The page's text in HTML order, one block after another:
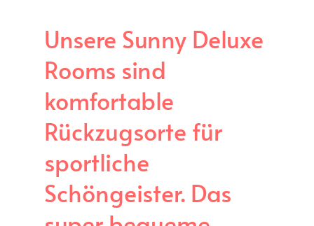
Unsere Sunny Deluxe
Rooms sind
komfortable
Rückzugsorte für
sportliche
Schöngeister. Das